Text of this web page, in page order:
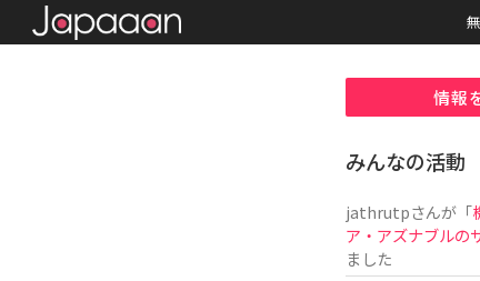
情報
みんなの活動
jathrutpさんが「
ア・アズナブルの
ました